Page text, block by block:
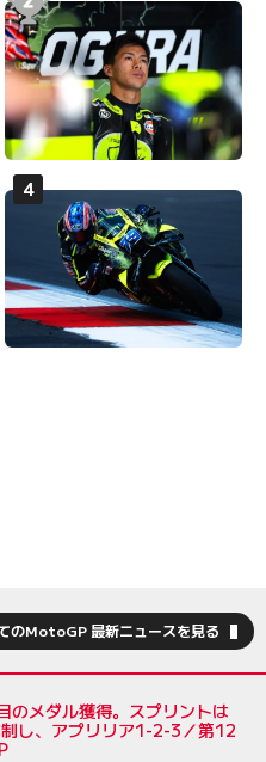
のMotoGP 最新ニュースを見る
のメダル獲得。スプリントは
し、アプリリア1-2-3／第12